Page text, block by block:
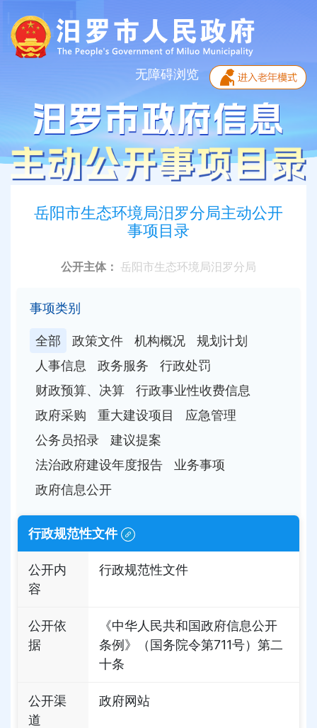
无障碍浏览
岳阳市生态环境局汨罗分局主动公开
事项目录
公开主体： 岳阳市生态环境局汨罗分局
事项类别
全部 政策文件 机构概况
规划计划
人事信息
政务服务
行政处罚
财政预算、决算
行政事业性收费信息
政府采购
重大建设项目
应急管理
公务员招录
建议提案
法治政府建设年度报告
业务事项
政府信息公开
行政规范性文件
公开内
容
行政规范性文件
公开依
据
《中华人民共和国政府信息公开
条例》（国务院令第711号）第二
十条
公开渠
道
政府网站